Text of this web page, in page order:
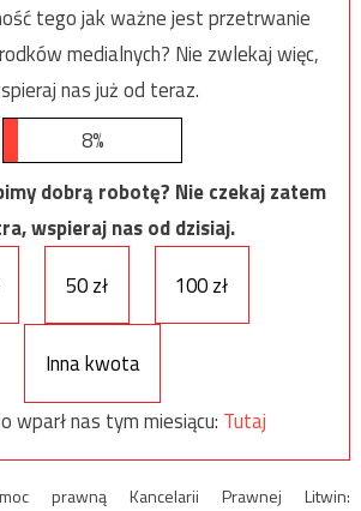
tego jak ważne jest przetrwanie
medialnych? Nie zwlekaj więc,
nas już od teraz.
8%
dobrą robotę? Nie czekaj zatem
wspieraj nas od dzisiaj.
50 zł 100 zł
Inna kwota
wparł nas tym miesiącu: Tutaj
prawną Kancelarii Prawnej Litwin: